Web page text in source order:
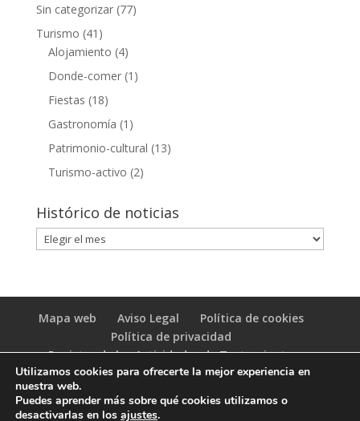
Sin categorizar(77)
Turismo (41)
Alojamiento (4)
Donde-comer(1)
Fiestas (18)
Gastronomía (1)
Patrimonio-cultural (13)
Turismo-activo (2)
Histórico de noticias
Histórico
de
Mapa web Aviso Legal
Política de cookies
Política de privacidad
Registro de las Actividades de Tratamiento
(RAT)
Utilizamos cookies para ofrecerte la mejor experiencia en
nuestra web.
Puedes aprender más sobre qué cookies utilizamos o
desactivarlas en los ajustes.